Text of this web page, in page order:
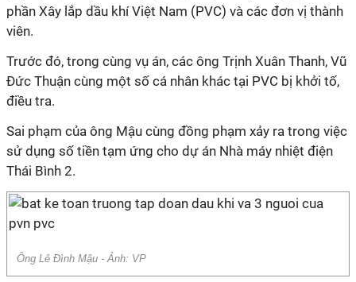
phần Xây lắp dầu khí Việt Nam (PVC) và các đơn vị thành
viên.
Trước đó, trong cùng vụ án, các ông Trịnh Xuân Thanh, Vũ
Đức Thuận cùng một số cá nhân khác tại PVC bị khởi tố,
điều tra.
Sai phạm của ông Mậu cùng đồng phạm xảy ra trong việc
sử dụng số tiền tạm ứng cho dự án Nhà máy nhiệt điện
Thái Bình 2.
Ông Lê Đình Mậu - Ảnh: VP